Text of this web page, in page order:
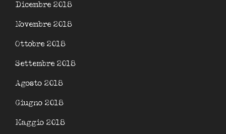
Dicembre 2018
Novembre 2018
Ottobre 2018
Settembre 2018
Agosto 2018
Giugno 2018
Maggio 2018